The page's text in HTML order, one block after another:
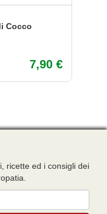
Cocco
7,90 €
ricette ed i consigli dei